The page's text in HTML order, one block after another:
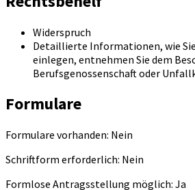
Widerspruch
Detaillierte Informationen, wie
einlegen, entnehmen Sie dem
Berufsgenossenschaft oder
Formulare
Formulare vorhanden: Nein
Schriftform erforderlich: Nein
Formlose Antragsstellung möglich: Ja